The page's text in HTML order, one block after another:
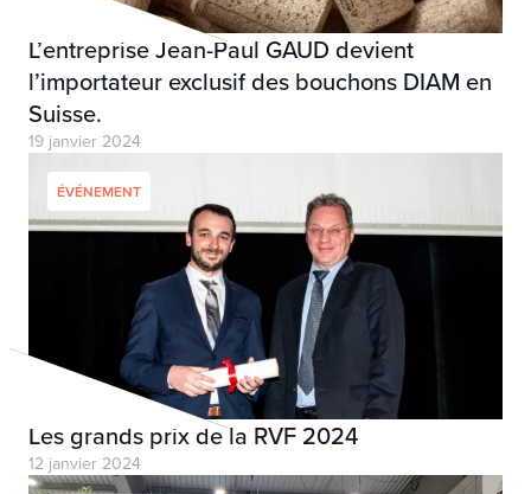
L’entreprise Jean-Paul GAUD devient
l’importateur exclusif des bouchons DIAM en
Suisse.
19 janvier 2024
ÉVÉNEMENT
Les grands prix de la RVF 2024
12 janvier 2024